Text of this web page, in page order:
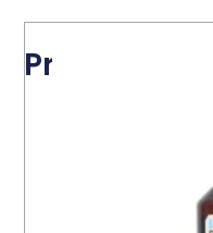
Productos